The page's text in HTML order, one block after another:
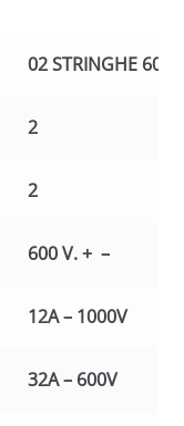
02 STRINGHE
2
2
600 V. + –
12A – 1000V
32A – 600V